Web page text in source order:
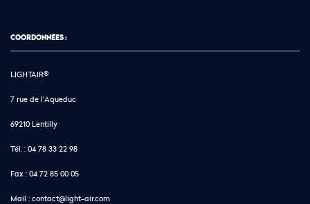
COORDONNÉES :
LIGHTAIR®
7 rue de l'Aqueduc
69210 Lentilly
Tél. : 04 78 33 22 98
Fax : 04 72 85 00 05
Mail : contact@light-air.com